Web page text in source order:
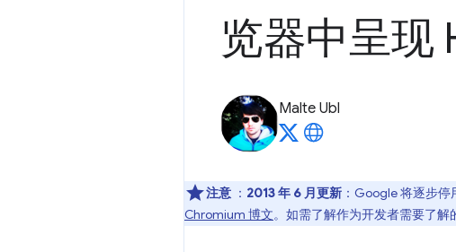
览器中呈现
Malte Ubl
注意 ： 2013 年 6 月更新 ：Google 将逐步
Chromium 博文。如需了解作为开发者需要了解